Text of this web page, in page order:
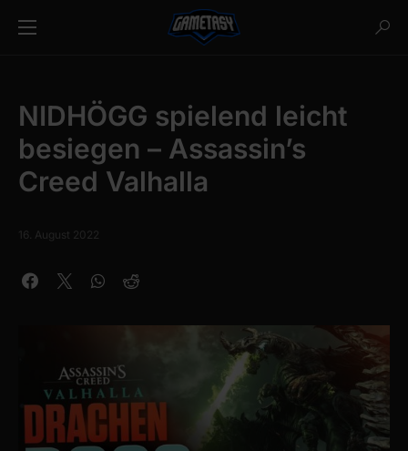
NIDHÖGG spielend leicht
besiegen – Assassin’s
Creed Valhalla
16. August 2022